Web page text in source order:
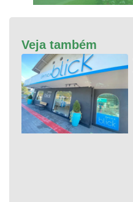
Veja também